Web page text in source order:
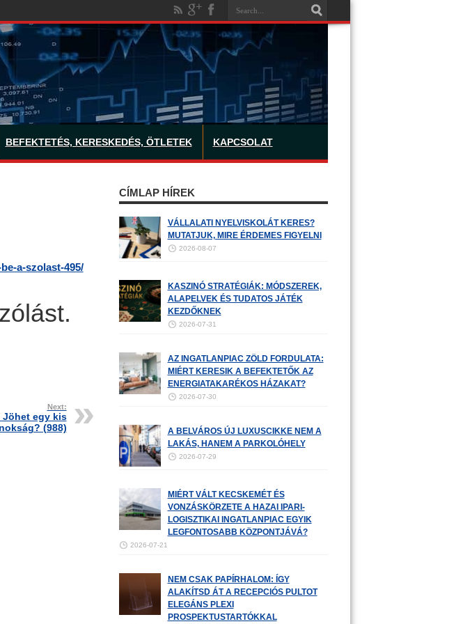
BEFEKTETÉS, KERESKEDÉS, ÖTLETEK KAPCSOLAT
a-szolast-495/
Next:
egy kis
(988)
CÍMLAP HÍREK
VÁLLALATI NYELVISKOLÁT KERES?
MUTATJUK, MIRE ÉRDEMES FIGYELNI
2026-08-07
KASZINÓ STRATÉGIÁK: MÓDSZEREK,
ALAPELVEK ÉS TUDATOS JÁTÉK
KEZDŐKNEK
2026-07-31
AZ INGATLANPIAC ZÖLD FORDULATA:
MIÉRT KERESIK A BEFEKTETŐK AZ
ENERGIATAKARÉKOS HÁZAKAT?
2026-07-30
A BELVÁROS ÚJ LUXUSCIKKE NEM A
LAKÁS, HANEM A PARKOLÓHELY
2026-07-29
MIÉRT VÁLT KECSKEMÉT ÉS
VONZÁSKÖRZETE A HAZAI IPARI-
LOGISZTIKAI INGATLANPIAC EGYIK
LEGFONTOSABB KÖZPONTJÁVÁ?
2026-07-21
NEM CSAK PAPÍRHALOM: ÍGY
ALAKÍTSD ÁT A RECEPCIÓS PULTOT
ELEGÁNS PLEXI
PROSPEKTUSTARTÓKKAL